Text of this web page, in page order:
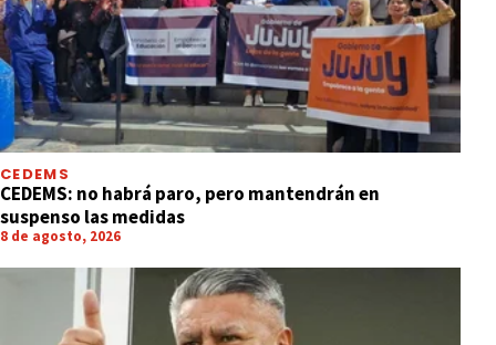
CEDEMS
CEDEMS: no habrá paro, pero mantendrán en
suspenso las medidas
8 de agosto, 2026